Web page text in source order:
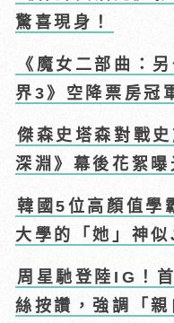
驚喜現身！
《魔女二部曲：
界3》空降票房冠
傑森史塔森對戰
深淵》幕後花絮曝
韓國5位高顏值
大學的「她」神
周星馳登陸IG！
絲按讚，強調「親